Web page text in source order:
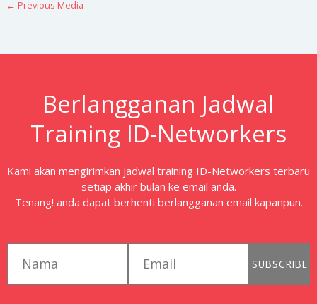
← Previous Media
Berlangganan Jadwal
Training ID-Networkers
Kami akan mengirimkan jadwal training ID-Networkers terbaru
setiap akhir bulan ke email anda.
Tenang! anda dapat berhenti berlangganan email kapanpun.
SUBSCRIBE